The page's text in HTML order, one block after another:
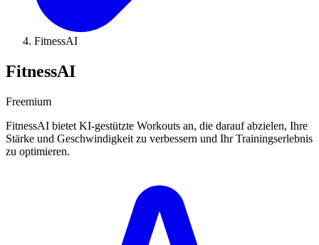
FitnessAI
FitnessAI
Freemium
FitnessAI bietet KI-gestützte Workouts an, die darauf abzielen, Ihre
Stärke und Geschwindigkeit zu verbessern und Ihr Trainingserlebnis
zu optimieren.